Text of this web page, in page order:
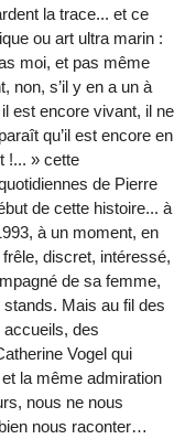
la trace... et ce
ou art ultra marin :
moi, et pas même
non, s’il y en a un à
est encore vivant, il ne
qu’il est encore en
!... » cette
de Pierre
de cette histoire... à
à un moment, en
discret, intéressé,
de sa femme,
Mais au fil des
des
Vogel qui
la même admiration
nous ne nous
nous raconter…